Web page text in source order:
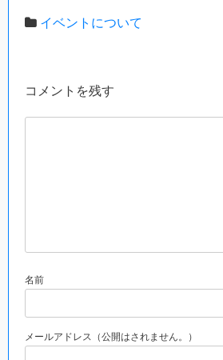
イベントについて
コメントを残す
名前
メールアドレス（公開はされません。）